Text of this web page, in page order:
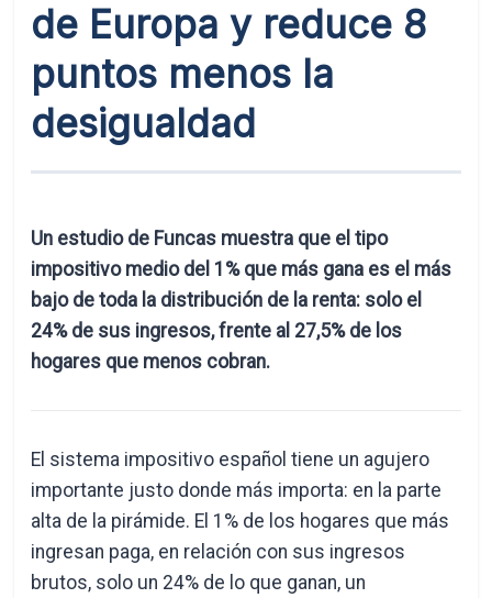
de Europa y reduce 8
puntos menos la
desigualdad
Un estudio de Funcas muestra que el tipo
impositivo medio del 1% que más gana es el más
bajo de toda la distribución de la renta: solo el
24% de sus ingresos, frente al 27,5% de los
hogares que menos cobran.
El sistema impositivo español tiene un agujero
importante justo donde más importa: en la parte
alta de la pirámide. El 1% de los hogares que más
ingresan paga, en relación con sus ingresos
brutos, solo un 24% de lo que ganan, un